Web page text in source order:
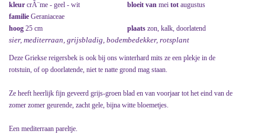
kleur crÃ¨me - geel - wit bloeit van mei tot augustus
familie Geraniaceae
hoog 25 cm plaats zon, kalk, doorlatend
sier, mediterraan, grijsbladig, bodembedekker, rotsplant
Deze Griekse reigersbek is ook bij ons winterhard mits ze een plekje in de
rotstuin, of op doorlatende, niet te natte grond mag staan.
Ze heeft heerlijk fijn geveerd grijs-groen blad en van voorjaar tot het eind van de
zomer zomer geurende, zacht gele, bijna witte bloemetjes.
Een mediterraan pareltje.